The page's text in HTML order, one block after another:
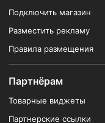
Подключить магазин
Разместить рекламу
Правила размещения
Партнёрам
Товарные виджеты
Партнерские ссылки